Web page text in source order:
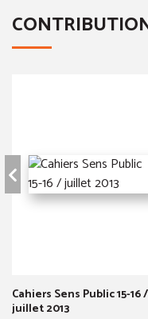
Cahiers Sens Public 15-16 /
juillet 2013